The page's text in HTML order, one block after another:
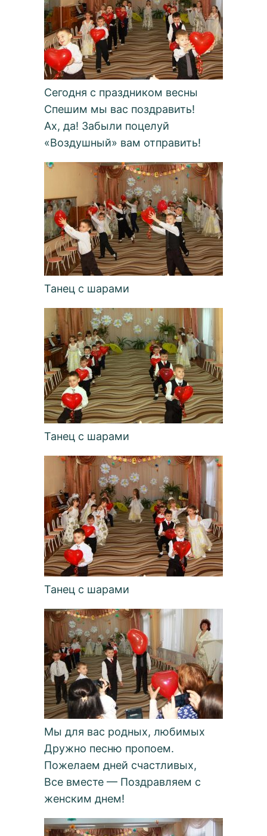
Сегодня с праздником весны
Спешим мы вас поздравить!
Ах, да! Забыли поцелуй
«Воздушный» вам отправить!
Танец с шарами
Танец с шарами
Танец с шарами
Мы для вас родных, любимых
Дружно песню пропоем.
Пожелаем дней счастливых,
Все вместе — Поздравляем с
женским днем!